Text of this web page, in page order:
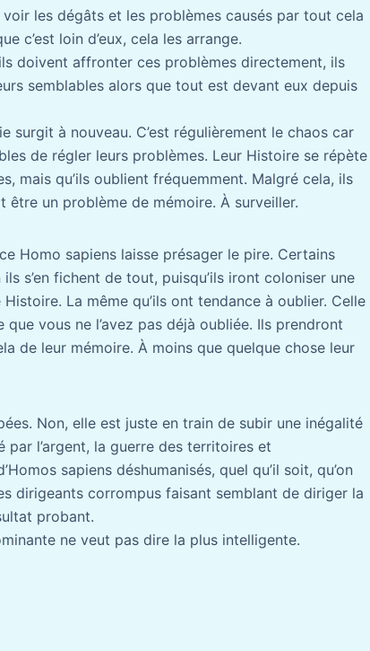
les dégâts et les problèmes causés par tout cela
c’est loin d’eux, cela les arrange.
doivent affronter ces problèmes directement, ils
semblables alors que tout est devant eux depuis
surgit à nouveau. C’est régulièrement le chaos car
de régler leurs problèmes. Leur Histoire se répète
mais qu’ils oublient fréquemment. Malgré cela, ils
un problème de mémoire. À surveiller.
Homo sapiens laisse présager le pire. Certains
s’en fichent de tout, puisqu’ils iront coloniser une
La même qu’ils ont tendance à oublier. Celle
que vous ne l’avez pas déjà oubliée. Ils prendront
de leur mémoire. À moins que quelque chose leur
Non, elle est juste en train de subir une inégalité
l’argent, la guerre des territoires et
sapiens déshumanisés, quel qu’il soit, qu’on
dirigeants corrompus faisant semblant de diriger la
probant.
ne veut pas dire la plus intelligente.